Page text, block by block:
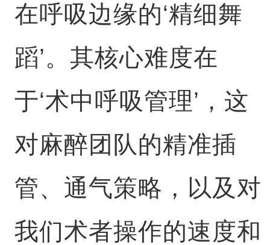
在呼吸边缘的‘精细舞
蹈’。其核心难度在
于‘术中呼吸管理’，这
对麻醉团队的精准插
管、通气策略，以及对
我们术者操作的速度和